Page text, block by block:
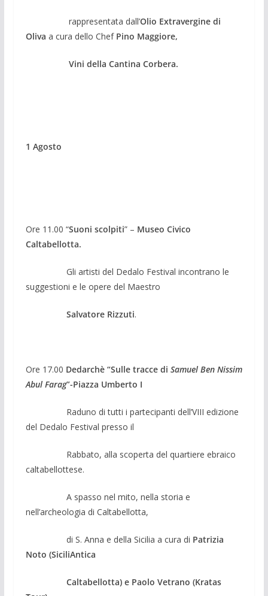
rappresentata dall’Olio Extravergine di
Oliva a cura dello Chef Pino Maggiore,
Vini della Cantina Corbera.
1 Agosto
Ore 11.00 “Suoni scolpiti” – Museo Civico
Caltabellotta.
Gli artisti del Dedalo Festival incontrano le
suggestioni e le opere del Maestro
Salvatore Rizzuti.
Ore 17.00 Dedarchè “Sulle tracce di Samuel Ben Nissim
Abul Farag”-Piazza Umberto I
Raduno di tutti i partecipanti dell’VIII edizione
del Dedalo Festival presso il
Rabbato, alla scoperta del quartiere ebraico
caltabellottese.
A spasso nel mito, nella storia e
nell’archeologia di Caltabellotta,
di S. Anna e della Sicilia a cura di Patrizia
Noto (SiciliAntica
Caltabellotta) e Paolo Vetrano (Kratas